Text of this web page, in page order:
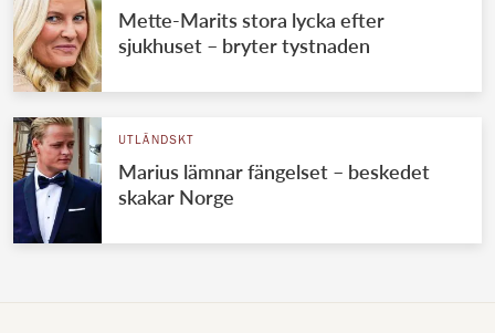
Mette-Marits stora lycka efter
sjukhuset – bryter tystnaden
UTLÄNDSKT
Marius lämnar fängelset – beskedet
skakar Norge